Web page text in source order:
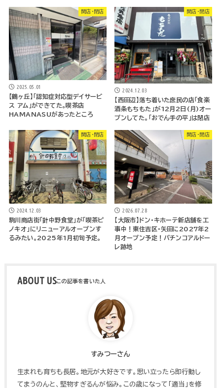
開店・閉店
2025.05.01
【鶴ヶ丘】「認知症対応型デイサービ
ス アム」ができてた。喫茶店
HAMANASUがあったところ
開店・閉店
2024.12.03
【西田辺】落ち着いた庶民の店「食楽
酒条もちもた」が12月2日(月)オー
プンしてた。「おでん手の平」は閉店
開店・閉店
2024.12.03
駒川商店街「針中野食堂」が「喫茶ピ
ノキオ」にリニューアルオープンす
るみたい。2025年1月初旬予定。
開店・閉店
2026.07.28
【大阪市】ドン・キホーテ新店舗を工
事中！東住吉区・矢田に2027年2
月オープン予定！パチンコアルドー
レ跡地
ABOUT US
すみつーさん
生まれも育ちも長居。地元が大好きです。思い立ったら即行動し
てまうのんと、堅物すぎるんが悩み。この歳になって「適当」を修